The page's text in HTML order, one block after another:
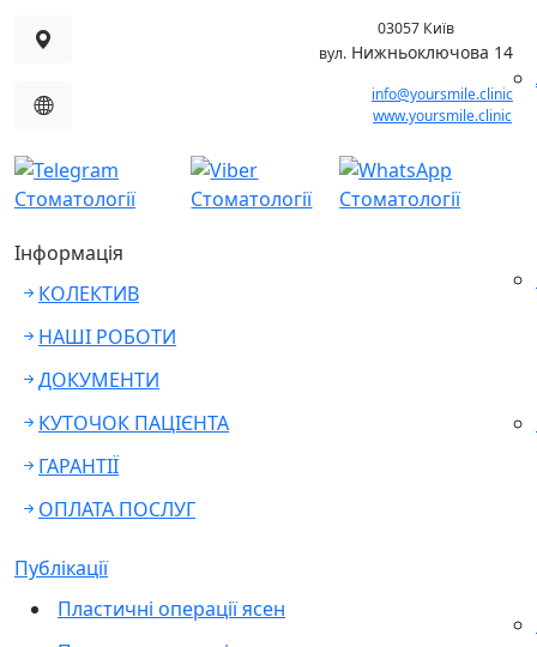
03057 Київ
вул. Нижньоключова 14
info@yoursmile.clinic
www.yoursmile.clinic
Інформація
КОЛЕКТИВ
НАШІ РОБОТИ
ДОКУМЕНТИ
КУТОЧОК ПАЦІЄНТА
ГАРАНТІЇ
ОПЛАТА ПОСЛУГ
Публікації
Пластичні операції ясен